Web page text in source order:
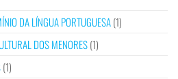
DA LÍNGUA PORTUGUESA(1)
DOS MENORES(1)
(1)